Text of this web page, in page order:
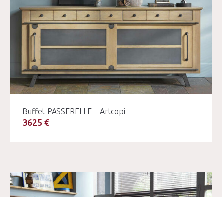
Buffet PASSERELLE – Artcopi
3625 €